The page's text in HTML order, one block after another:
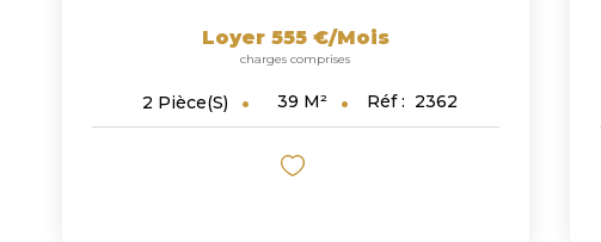
Loyer 555 €/mois
charges comprises
2 Pièce(s) 39 M² Réf : 2362